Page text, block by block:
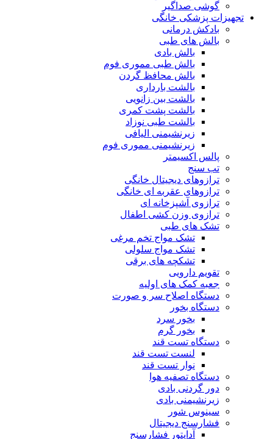
گوشی صداگیر
تجهیزات پزشکی خانگی
بادکش درمانی
بالش های طبی
بالش بادی
بالش طبی مموری فوم
بالش محافظ گردن
بالشت بارداری
بالشت بین زانویی
بالشت پشت کمری
بالشت طبی نوزاد
زیرنشیمنی الیافی
زیرنشیمنی مموری فوم
پالس اکسیمتر
تب سنج
ترازوهای دیجیتال خانگی
ترازوهای عقربه ای خانگی
ترازوی آشپزخانه ای
ترازوی وزن کشی اطفال
تشک های طبی
تشک مواج تخم مرغی
تشک مواج سلولی
تشکچه های برقی
تقویم دارویی
جعبه کمک های اولیه
دستگاه اصلاح سر و صورت
دستگاه بخور
بخور سرد
بخور گرم
دستگاه تست قند
لنست تست قند
نوار تست قند
دستگاه تصفیه هوا
دور گردنی بادی
زیرنشیمنی بادی
سینوس شور
فشارسنج دیجیتال
آداپتور فشارسنج